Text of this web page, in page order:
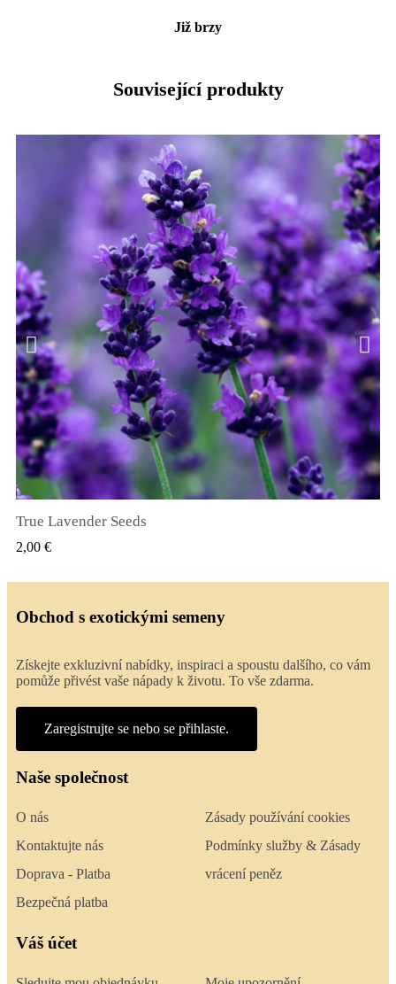
Již brzy
Související produkty
True Lavender Seeds
2,00 €
Obchod s exotickými semeny
Získejte exkluzivní nabídky, inspiraci a spoustu dalšího, co vám
pomůže přivést vaše nápady k životu. To vše zdarma.
Zaregistrujte se nebo se přihlaste.
Naše společnost
O nás
Kontaktujte nás
Doprava - Platba
Bezpečná platba
Zásady používání cookies
Podmínky služby & Zásady
vrácení peněz
Váš účet